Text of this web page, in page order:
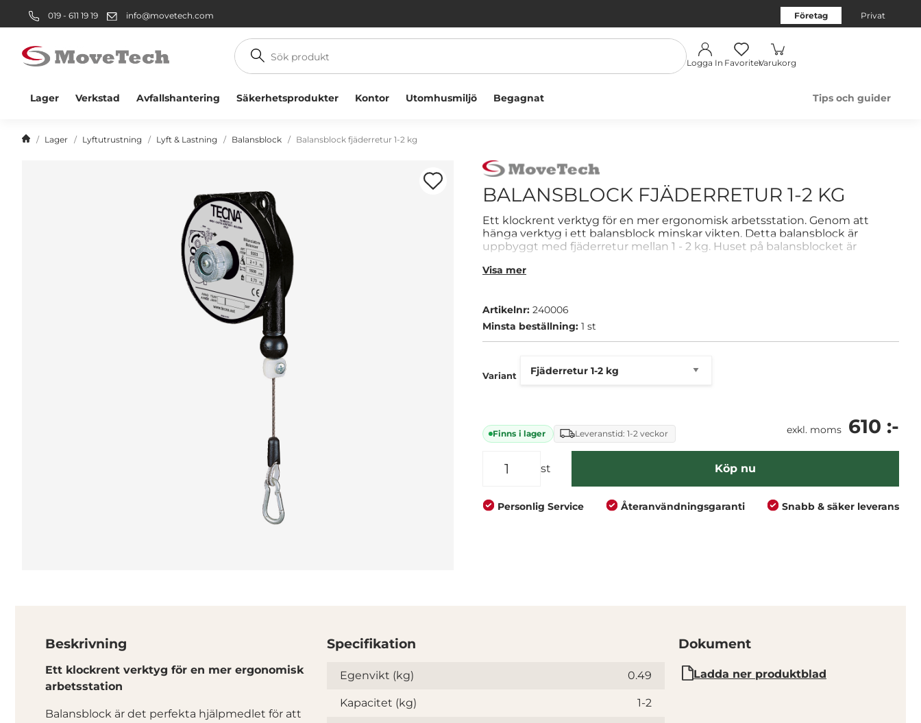
019 - 611 19 19 info@movetech.com Företag Privat
Sök
produkt
Logga In FavoriterVarukorg
Lager Verkstad Avfallshantering Säkerhetsprodukter Kontor Utomhusmiljö Begagnat Tips och guider
Lager Lyftutrustning Lyft & Lastning Balansblock Balansblock fjäderretur 1-2 kg
BALANSBLOCK FJÄDERRETUR 1-2 KG
Ett klockrent verktyg för en mer ergonomisk arbetsstation. Genom att
hänga verktyg i ett balansblock minskar vikten. Detta balansblock är
uppbyggt med fjäderretur mellan 1 - 2 kg. Huset på balansblocket är
Visa mer
Artikelnr: 240006
Minsta beställning: 1 st
Variant
Finns i lager Leveranstid: 1-2 veckor exkl. moms 610 :-
st Köp nu
Personlig Service Återanvändningsgaranti Snabb & säker leverans
Beskrivning
Ett klockrent verktyg för en mer ergonomisk
arbetsstation
Balansblock är det perfekta hjälpmedlet för att
Specifikation
Specifikation
Egenvikt (kg) 0.49
Kapacitet (kg) 1-2
Dokument
Ladda ner produktblad
Välkommen! Välj hur du vill handla: